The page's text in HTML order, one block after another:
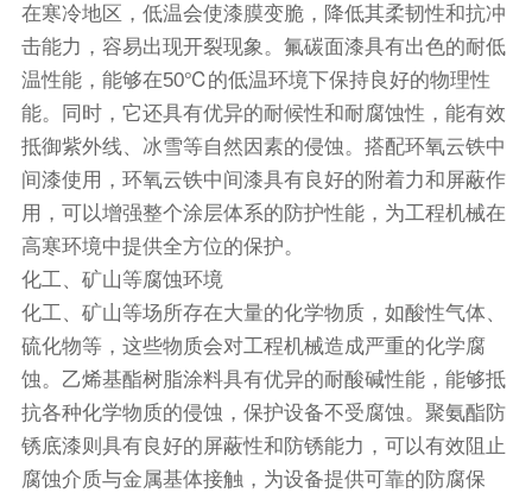
在寒冷地区，低温会使漆膜变脆，降低其柔韧性和抗冲
击能力，容易出现开裂现象。氟碳面漆具有出色的耐低
温性能，能够在50℃的低温环境下保持良好的物理性
能。同时，它还具有优异的耐候性和耐腐蚀性，能有效
抵御紫外线、冰雪等自然因素的侵蚀。搭配环氧云铁中
间漆使用，环氧云铁中间漆具有良好的附着力和屏蔽作
用，可以增强整个涂层体系的防护性能，为工程机械在
高寒环境中提供全方位的保护。
化工、矿山等腐蚀环境
化工、矿山等场所存在大量的化学物质，如酸性气体、
硫化物等，这些物质会对工程机械造成严重的化学腐
蚀。乙烯基酯树脂涂料具有优异的耐酸碱性能，能够抵
抗各种化学物质的侵蚀，保护设备不受腐蚀。聚氨酯防
锈底漆则具有良好的屏蔽性和防锈能力，可以有效阻止
腐蚀介质与金属基体接触，为设备提供可靠的防腐保